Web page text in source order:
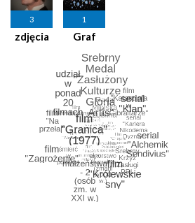
3
zdjęcia
1
Graf